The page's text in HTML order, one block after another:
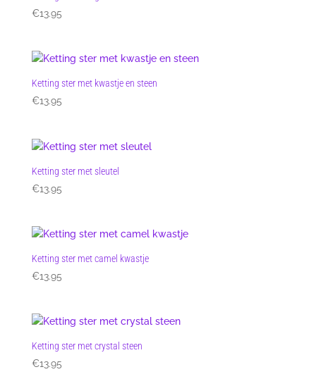
€13.95
Ketting ster met kwastje en steen
€13.95
Ketting ster met sleutel
€13.95
Ketting ster met camel kwastje
€13.95
Ketting ster met crystal steen
€13.95